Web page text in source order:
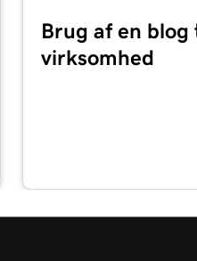
Brug af en blog
virksomhed